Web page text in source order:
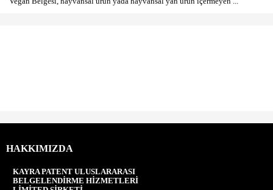
HAKKIMIZDA
KAYRA PATENT ULUSLARARASI
BELGELENDİRME HİZMETLERİ